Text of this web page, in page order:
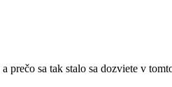
sa tak stalo sa dozviete v